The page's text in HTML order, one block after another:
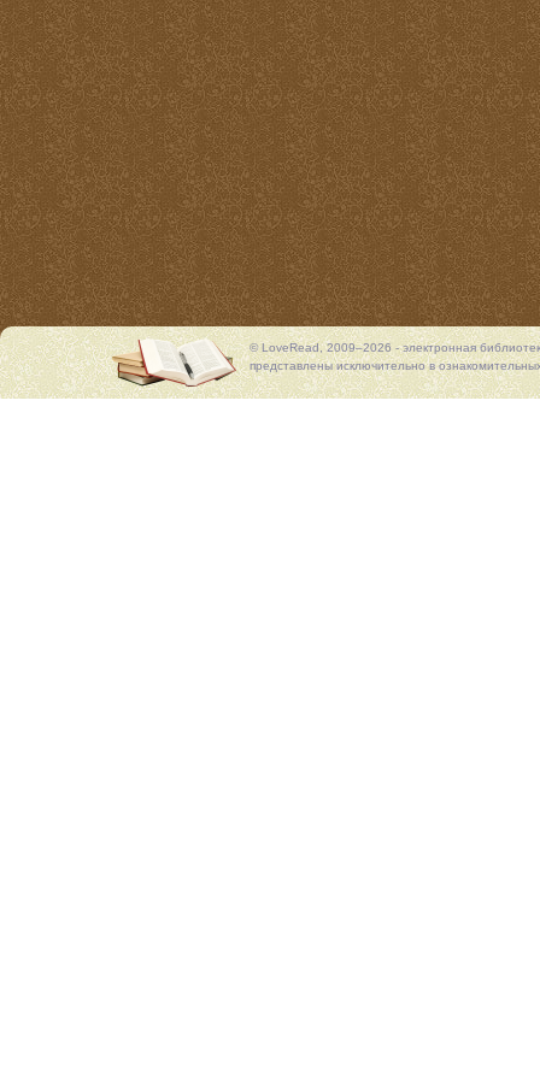
© LoveRead, 2009–2026 - электронная
представлены исключительно в